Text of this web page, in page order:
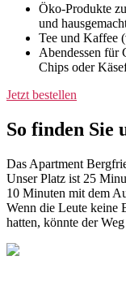
Öko-Produkte
und
Tee und Kaffee
Abendessen für
Chips oder
Jetzt bestellen
So finden Sie
Das Apartment
Unser Platz ist 25
10 Minuten mit dem
Wenn die Leute keine
hatten, könnte der